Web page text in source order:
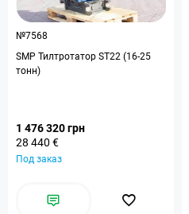
№7568
SMP Тилтротатор ST22 (16-25
тонн)
1 476 320 грн
28 440 €
Под заказ